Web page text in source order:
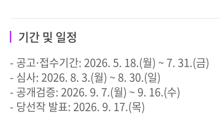
기간 및 일정
- 공고⋅접수기간: 2026. 5. 18.(월) ~ 7. 31.(금)
- 심사: 2026. 8. 3.(월) ~ 8. 30.(일)
- 공개검증: 2026. 9. 7.(월) ~ 9. 16.(수)
- 당선작 발표: 2026. 9. 17.(목)